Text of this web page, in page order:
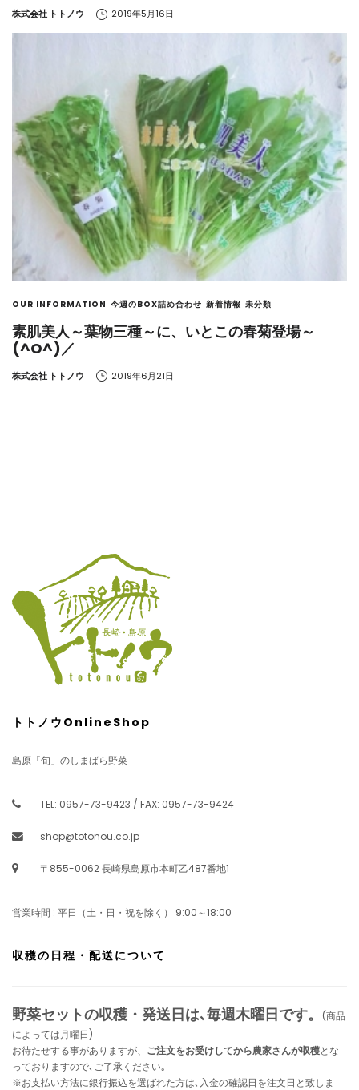
by
株式会社 トトノウ 2019年5月16日
OUR INFORMATION 今週のBOX詰め合わせ 新着情報 未分類
素肌美人～葉物三種～に、いとこの春菊登場～
(^O^)／
by
株式会社 トトノウ 2019年6月21日
トトノウOnlineShop
島原「旬」のしまばら野菜
TEL: 0957-73-9423 / FAX: 0957-73-9424
shop@totonou.co.jp
〒855-0062 長崎県島原市本町乙487番地1
営業時間 : 平日（土・日・祝を除く） 9:00～18:00
収穫の日程・配送について
野菜セットの収穫・発送日は､毎週木曜日です。
(商品
によっては月曜日)
お待たせする事がありますが、 ご注文をお受けしてから農家さんが収穫とな
っておりますので､ご了承ください｡
※お支払い方法に銀行振込を選ばれた方は､入金の確認日を注文日と致しま